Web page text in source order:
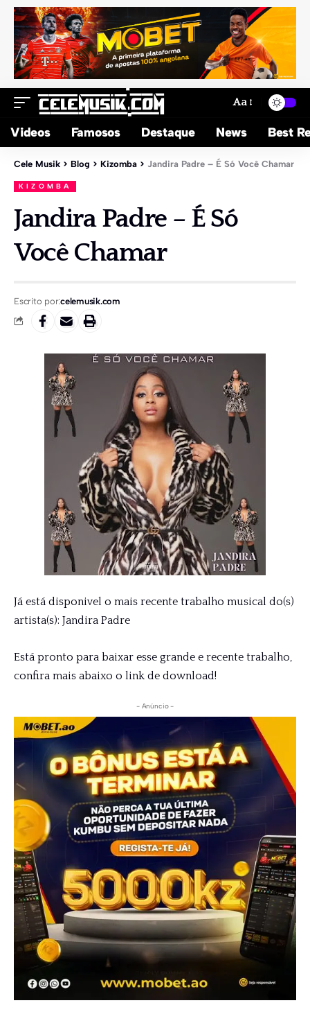
Aa
Videos Famosos Destaque News Best
Cele Musik > Blog > Kizomba > Jandira Padre – É Só Você Chamar
KIZOMBA
Jandira Padre – É Só
Você Chamar
Escrito por:celemusik.com
Já está disponivel o mais recente trabalho musical do(s)
artista(s): Jandira Padre
Está pronto para baixar esse grande e recente trabalho,
confira mais abaixo o link de download!
- Anúncio -